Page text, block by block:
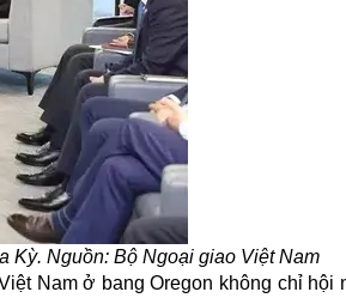
Kỳ. Nguồn: Bộ Ngoại giao Việt Nam
Nam ở bang Oregon không chỉ hội